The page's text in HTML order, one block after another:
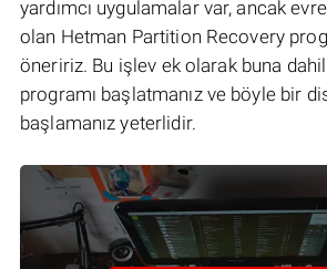
yardımcı uygulamalar var, ancak
olan Hetman Partition Recovery
öneririz. Bu işlev ek olarak buna
programı başlatmanız ve böyle bir
başlamanız yeterlidir.